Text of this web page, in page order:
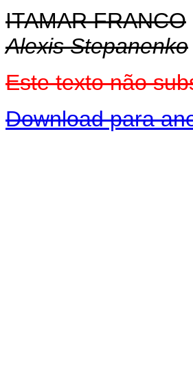
ITAMAR FRANCO
Alexis Stepanenko
Este texto não
Download para